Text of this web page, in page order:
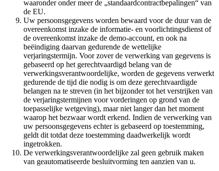
waaronder onder meer de „standaardcontractbepalingen“ van
de EU.
Uw persoonsgegevens worden bewaard voor de duur van de
overeenkomst inzake de informatie- en voorlichtingsdienst of
de overeenkomst inzake de demo-account, en ook na
beëindiging daarvan gedurende de wettelijke
verjaringstermijn. Voor zover de verwerking van gegevens is
gebaseerd op het gerechtvaardigd belang van de
verwerkingsverantwoordelijke, worden de gegevens verwerkt
gedurende de tijd die nodig is om deze gerechtvaardigde
belangen na te streven (in het bijzonder tot het verstrijken van
de verjaringstermijnen voor vorderingen op grond van de
toepasselijke wetgeving), maar niet langer dan het moment
waarop het bezwaar wordt erkend. Indien de verwerking van
uw persoonsgegevens echter is gebaseerd op toestemming,
geldt dit totdat deze toestemming daadwerkelijk wordt
ingetrokken.
De verwerkingsverantwoordelijke zal geen gebruik maken
van geautomatiseerde besluitvorming ten aanzien van u.